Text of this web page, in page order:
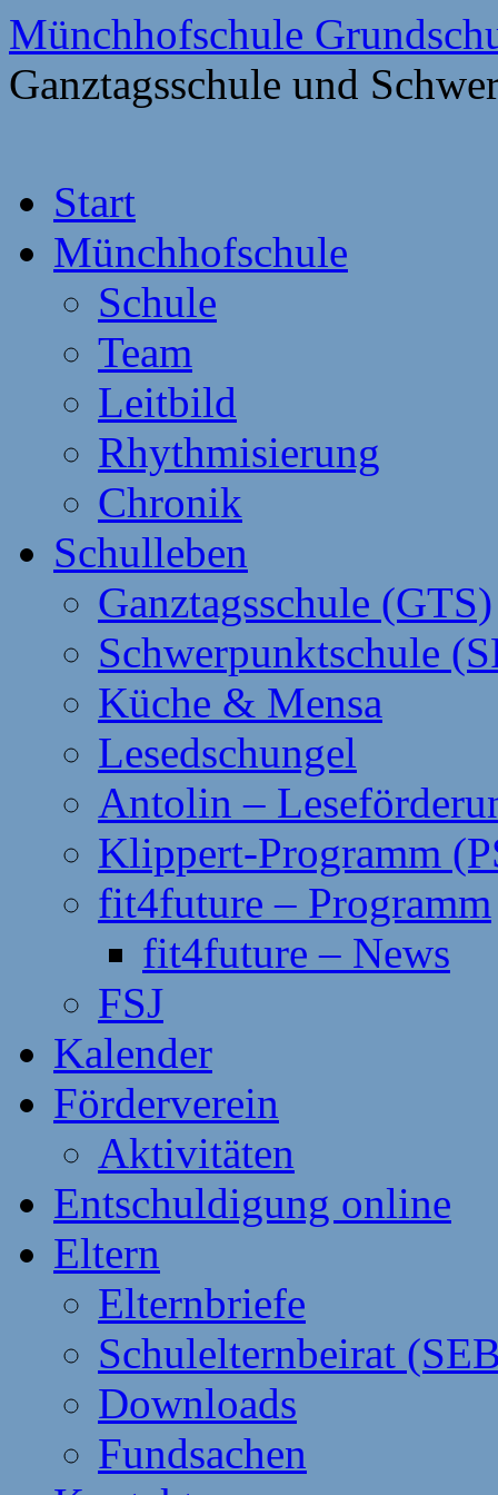
Münchhofschule
Ganztagsschule und
zum
ContentStart
Münchhofschule
Schule
Team
Leitbild
Rhythmisierung
Chronik
Schulleben
Ganztagsschule (GTS)
Schwerpunktschule
Küche & Mensa
Lesedschungel
Antolin –
Klippert-Programm
fit4future – Programm
fit4future – News
FSJ
Kalender
Förderverein
Aktivitäten
Entschuldigung online
Eltern
Elternbriefe
Schulelternbeirat
Downloads
Fundsachen